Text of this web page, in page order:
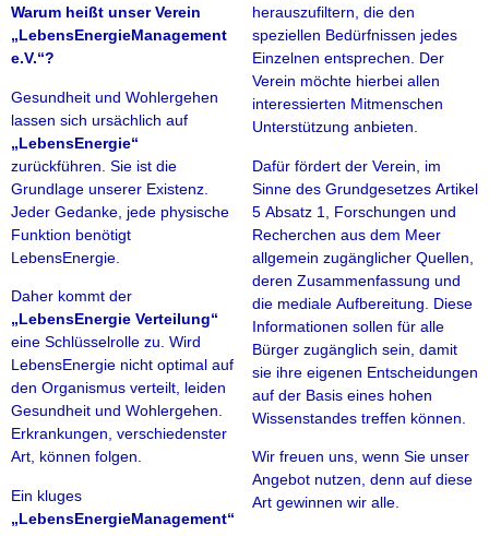
Warum heißt unser Verein
„LebensEnergieManagement
e.V.“?
Gesundheit und Wohlergehen
lassen sich ursächlich auf
„LebensEnergie“
zurückführen. Sie ist die
Grundlage unserer Existenz.
Jeder Gedanke, jede physische
Funktion benötigt
LebensEnergie.
Daher kommt der
„LebensEnergie Verteilung“
eine Schlüsselrolle zu. Wird
LebensEnergie nicht optimal auf
den Organismus verteilt, leiden
Gesundheit und Wohlergehen.
Erkrankungen, verschiedenster
Art, können folgen.
Ein kluges
„LebensEnergieManagement“
herauszufiltern, die den
speziellen Bedürfnissen jedes
Einzelnen entsprechen. Der
Verein möchte hierbei allen
interessierten Mitmenschen
Unterstützung anbieten.
Dafür fördert der Verein, im
Sinne des Grundgesetzes Artikel
5 Absatz 1, Forschungen und
Recherchen aus dem Meer
allgemein zugänglicher Quellen,
deren Zusammenfassung und
die mediale Aufbereitung. Diese
Informationen sollen für alle
Bürger zugänglich sein, damit
sie ihre eigenen Entscheidungen
auf der Basis eines hohen
Wissenstandes treffen können.
Wir freuen uns, wenn Sie unser
Angebot nutzen, denn auf diese
Art gewinnen wir alle.